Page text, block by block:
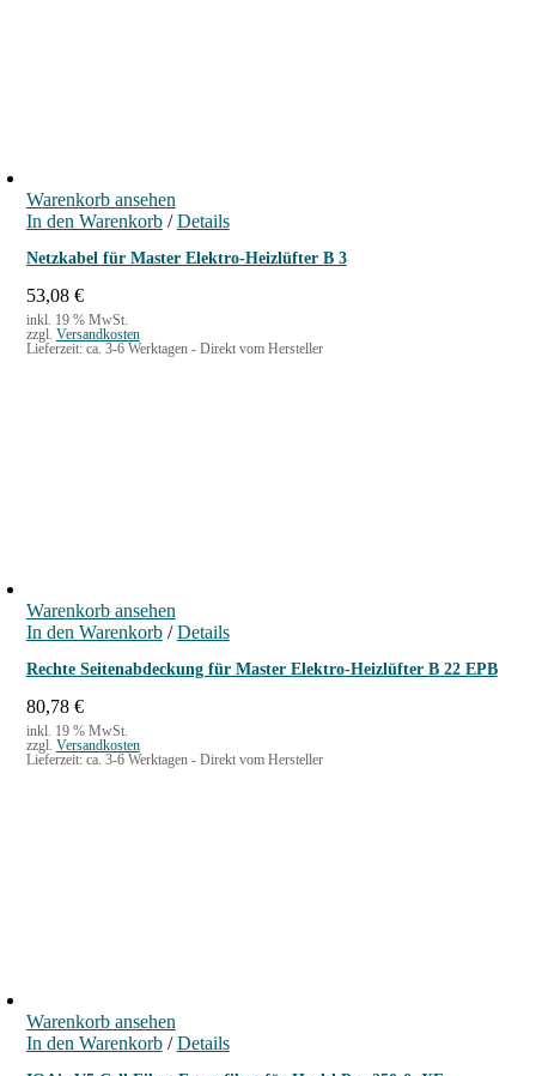
Warenkorb ansehen
In den Warenkorb / Details
Netzkabel für Master Elektro-Heizlüfter B 3
53,08 €
inkl. 19 % MwSt.
zzgl. Versandkosten
Lieferzeit: ca. 3-6 Werktagen - Direkt vom Hersteller
Warenkorb ansehen
In den Warenkorb / Details
Rechte Seitenabdeckung für Master Elektro-Heizlüfter B 22 EPB
80,78 €
inkl. 19 % MwSt.
zzgl. Versandkosten
Lieferzeit: ca. 3-6 Werktagen - Direkt vom Hersteller
Warenkorb ansehen
In den Warenkorb / Details